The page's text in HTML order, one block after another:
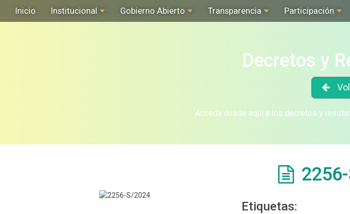
Inicio Institucional Gobierno Abierto Transparencia Participación
Decretos y
Acceda desde aquí a los decretos y
Etiquetas: